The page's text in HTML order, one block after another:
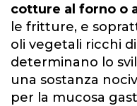
cotture al forno o
le fritture, e
oli vegetali ricchi
determinano lo
una sostanza
per la mucosa